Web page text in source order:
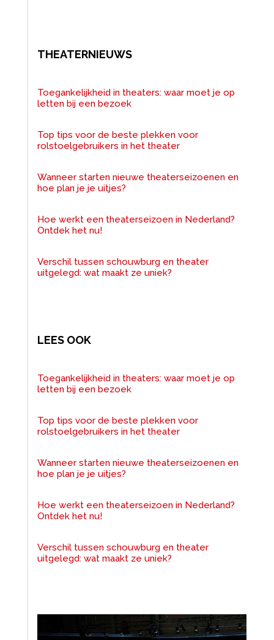
THEATERNIEUWS
Toegankelijkheid in theaters: waar moet je op
letten bij een bezoek
Top tips voor de beste plekken voor
rolstoelgebruikers in het theater
Wanneer starten nieuwe theaterseizoenen en
hoe plan je je uitjes?
Hoe werkt een theaterseizoen in Nederland?
Ontdek het nu!
Verschil tussen schouwburg en theater
uitgelegd: wat maakt ze uniek?
LEES OOK
Toegankelijkheid in theaters: waar moet je op
letten bij een bezoek
Top tips voor de beste plekken voor
rolstoelgebruikers in het theater
Wanneer starten nieuwe theaterseizoenen en
hoe plan je je uitjes?
Hoe werkt een theaterseizoen in Nederland?
Ontdek het nu!
Verschil tussen schouwburg en theater
uitgelegd: wat maakt ze uniek?